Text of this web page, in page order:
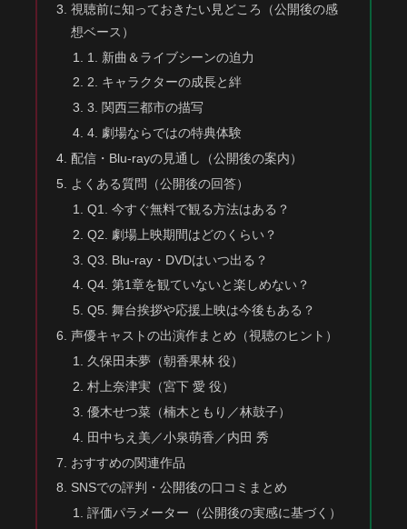
視聴前に知っておきたい見どころ（公開後の感
想ベース）
1. 新曲＆ライブシーンの迫力
2. キャラクターの成長と絆
3. 関西三都市の描写
4. 劇場ならではの特典体験
配信・Blu-rayの見通し（公開後の案内）
よくある質問（公開後の回答）
Q1. 今すぐ無料で観る方法はある？
Q2. 劇場上映期間はどのくらい？
Q3. Blu-ray・DVDはいつ出る？
Q4. 第1章を観ていないと楽しめない？
Q5. 舞台挨拶や応援上映は今後もある？
声優キャストの出演作まとめ（視聴のヒント）
久保田未夢（朝香果林 役）
村上奈津実（宮下 愛 役）
優木せつ菜（楠木ともり／林鼓子）
田中ちえ美／小泉萌香／内田 秀
おすすめの関連作品
SNSでの評判・公開後の口コミまとめ
評価パラメーター（公開後の実感に基づく）